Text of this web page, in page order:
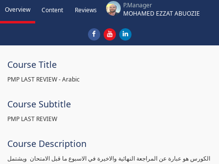
Overview Content Reviews
P.Manager
MOHAMED EZZAT ABUOZIE
Course Title
PMP LAST REVIEW - Arabic
Course Subtitle
PMP LAST REVIEW
Course Description
الكورس هو عبارة عن المراجعة النهائية والاخيرة في الاسبوع ما قبل الامتحان ويشتمل